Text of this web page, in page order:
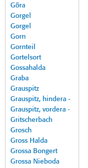
Göra
Gorgel
Gorgel
Gorn
Gornteil
Gortelsort
Gossahalda
Graba
Grauspitz
Grauspitz, hindera -
Grauspitz, vordera -
Gritscherbach
Grosch
Gross Halda
Grossa Bongert
Grossa Nieboda